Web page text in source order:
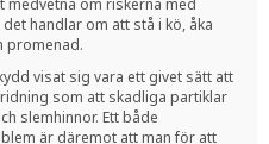
medvetna om riskerna med
handlar om att stå i kö, åka
promenad.
visat sig vara ett givet sätt att
som att skadliga partiklar
slemhinnor. Ett både
är däremot att man för att